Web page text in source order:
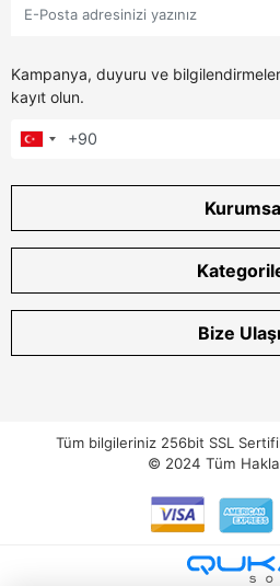
Kampanya, duyuru ve
kayıt olun.
Bize
Tüm bilgileriniz 256bit SSL
© 2024 Tüm